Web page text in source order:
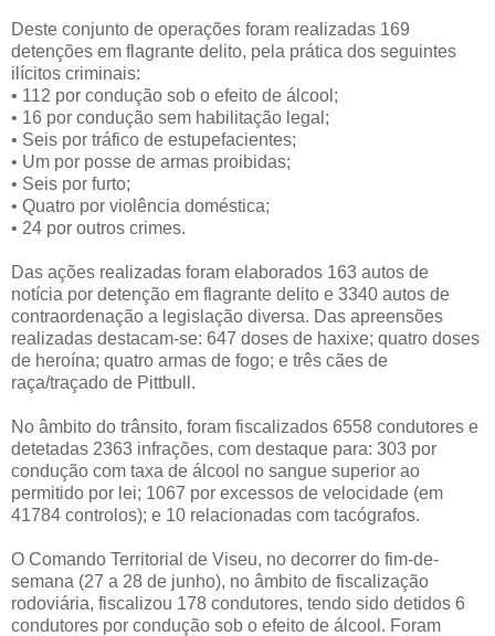
Deste conjunto de operações foram realizadas 169
detenções em flagrante delito, pela prática dos seguintes
ilícitos criminais:
• 112 por condução sob o efeito de álcool;
• 16 por condução sem habilitação legal;
• Seis por tráfico de estupefacientes;
• Um por posse de armas proibidas;
• Seis por furto;
• Quatro por violência doméstica;
• 24 por outros crimes.
Das ações realizadas foram elaborados 163 autos de
notícia por detenção em flagrante delito e 3340 autos de
contraordenação a legislação diversa. Das apreensões
realizadas destacam-se: 647 doses de haxixe; quatro doses
de heroína; quatro armas de fogo; e três cães de
raça/traçado de Pittbull.
No âmbito do trânsito, foram fiscalizados 6558 condutores e
detetadas 2363 infrações, com destaque para: 303 por
condução com taxa de álcool no sangue superior ao
permitido por lei; 1067 por excessos de velocidade (em
41784 controlos); e 10 relacionadas com tacógrafos.
O Comando Territorial de Viseu, no decorrer do fim-de-
semana (27 a 28 de junho), no âmbito de fiscalização
rodoviária, fiscalizou 178 condutores, tendo sido detidos 6
condutores por condução sob o efeito de álcool. Foram